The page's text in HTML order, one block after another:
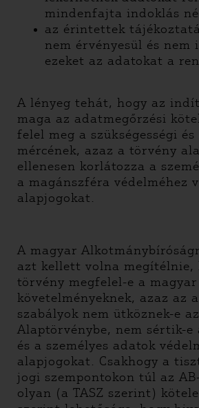
mindenfajta indoklás
az érintettek
nem érvényesül és
ezeket az adatokat a
A lényeg tehát, hogy az
maga az adatmegőrzési
felel meg a szükségességi
mércének, azaz a törvény
ellenesen korlátozza a
a magánszféra védelméhez
alapjogokat.
A magyar
azt kellett volna megítélnie,
törvény megfelel-e a
követelményeknek, azaz az
szabályok nem ütköznek-e az
Alaptörvénybe, nem sértik-e
és a személyes adatok
alapjogokat. Csakhogy a
jogi szempontokon túl az
olyan (a TASZ szerint)